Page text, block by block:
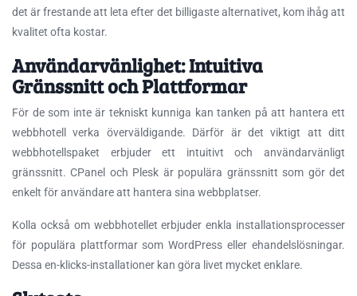
det är frestande att leta efter det billigaste alternativet, kom ihåg att
kvalitet ofta kostar.
Användarvänlighet: Intuitiva
Gränssnitt och Plattformar
För de som inte är tekniskt kunniga kan tanken på att hantera ett
webbhotell verka överväldigande. Därför är det viktigt att ditt
webbhotellspaket erbjuder ett intuitivt och användarvänligt
gränssnitt. CPanel och Plesk är populära gränssnitt som gör det
enkelt för användare att hantera sina webbplatser.
Kolla också om webbhotellet erbjuder enkla installationsprocesser
för populära plattformar som WordPress eller ehandelslösningar.
Dessa en-klicks-installationer kan göra livet mycket enklare.